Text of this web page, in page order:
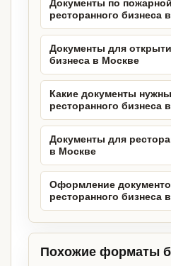
Документы по
ресторанного бизнеса
Документы для
бизнеса в Москве
Какие документы
ресторанного бизнеса
Документы для
в Москве
Оформление
ресторанного бизнеса
Похожие форматы